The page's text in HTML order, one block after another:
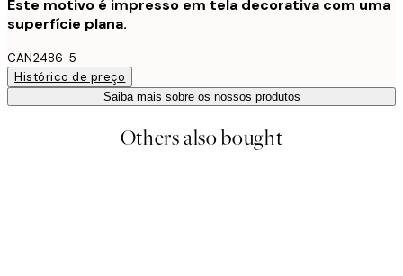
Este motivo é impresso em tela decorativa com uma
superfície plana.
CAN2486-5
Histórico de preço
Saiba mais sobre os nossos produtos
Others also bought